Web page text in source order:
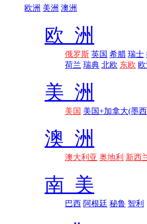
欧洲 美洲 澳洲
欧 洲
俄罗斯 英国 希腊 瑞士
荷兰 瑞典 北欧 东欧
美 洲
美国 美国+加拿大(墨
澳 洲
澳大利亚 奥地利 新西
南 美
巴西 阿根廷 秘鲁 智利